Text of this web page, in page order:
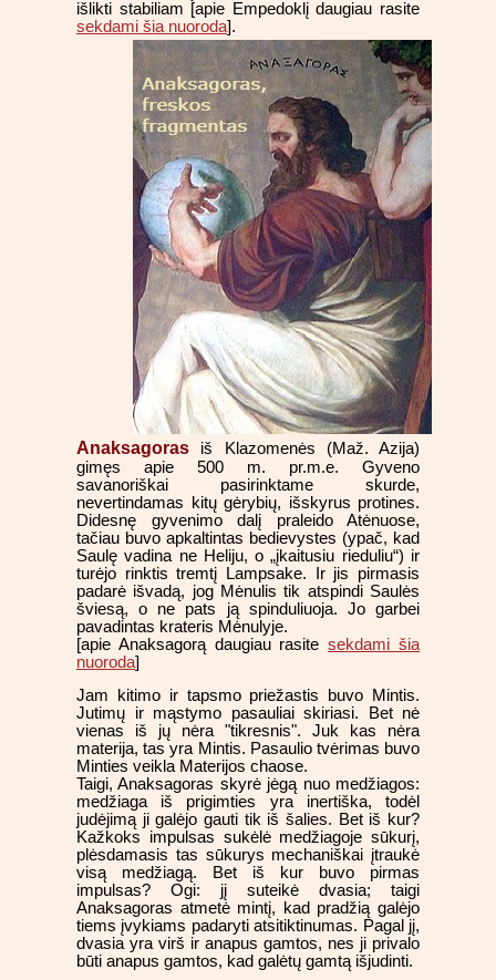
išlikti stabiliam [apie Empedoklį daugiau rasite
sekdami šia nuoroda].
Anaksagoras iš Klazomenės (Maž. Azija)
gimęs apie 500 m. pr.m.e. Gyveno
savanoriškai pasirinktame skurde,
nevertindamas kitų gėrybių, išskyrus protines.
Didesnę gyvenimo dalį praleido Atėnuose,
tačiau buvo apkaltintas bedievystes (ypač, kad
Saulę vadina ne Heliju, o „įkaitusiu rieduliu“) ir
turėjo rinktis tremtį Lampsake. Ir jis pirmasis
padarė išvadą, jog Mėnulis tik atspindi Saulės
šviesą, o ne pats ją spinduliuoja. Jo garbei
pavadintas krateris Mėnulyje.
[apie Anaksagorą daugiau rasitesekdami šia
nuoroda]
Jam kitimo ir tapsmo priežastis buvo Mintis.
Jutimų ir mąstymo pasauliai skiriasi. Bet nė
vienas iš jų nėra "tikresnis". Juk kas nėra
materija, tas yra Mintis. Pasaulio tvėrimas buvo
Minties veikla Materijos chaose.
Taigi, Anaksagoras skyrė jėgą nuo medžiagos:
medžiaga iš prigimties yra inertiška, todėl
judėjimą ji galėjo gauti tik iš šalies. Bet iš kur?
Kažkoks impulsas sukėlė medžiagoje sūkurį,
plėsdamasis tas sūkurys mechaniškai įtraukė
visą medžiagą. Bet iš kur buvo pirmas
impulsas? Ogi: jį suteikė dvasia; taigi
Anaksagoras atmetė mintį, kad pradžią galėjo
tiems įvykiams padaryti atsitiktinumas. Pagal jį,
dvasia yra virš ir anapus gamtos, nes ji privalo
būti anapus gamtos, kad galėtų gamtą išjudinti.